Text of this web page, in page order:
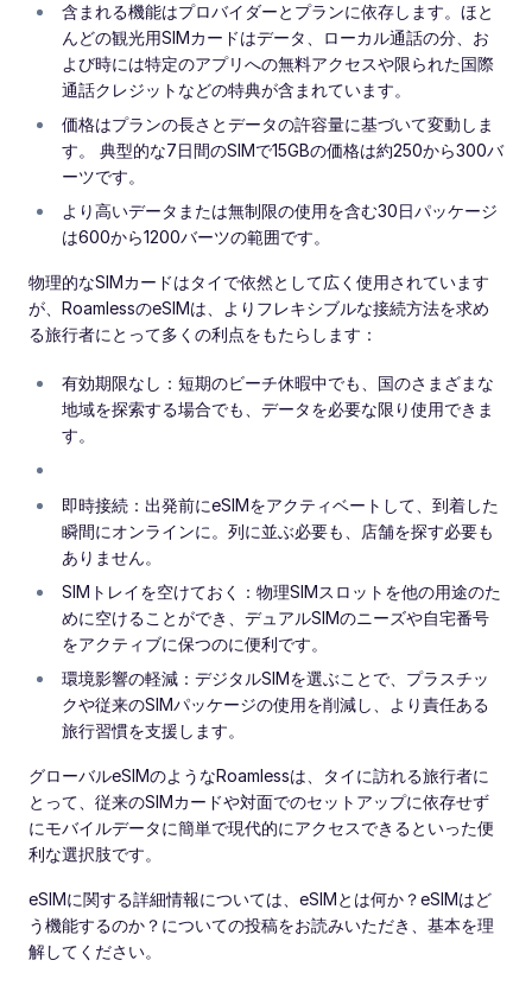
含まれる機能はプロバイダーとプランに依存します。ほと
んどの観光用SIMカードはデータ、ローカル通話の分、お
よび時には特定のアプリへの無料アクセスや限られた国際
通話クレジットなどの特典が含まれています。
価格はプランの長さとデータの許容量に基づいて変動しま
す。 典型的な7日間のSIMで15GBの価格は約250から300バ
ーツです。
より高いデータまたは無制限の使用を含む30日パッケージ
は600から1200バーツの範囲です。
物理的なSIMカードはタイで依然として広く使用されています
が、RoamlessのeSIMは、よりフレキシブルな接続方法を求め
る旅行者にとって多くの利点をもたらします：
有効期限なし：短期のビーチ休暇中でも、国のさまざまな
地域を探索する場合でも、データを必要な限り使用できま
す。
即時接続：出発前にeSIMをアクティベートして、到着した
瞬間にオンラインに。列に並ぶ必要も、店舗を探す必要も
ありません。
SIMトレイを空けておく：物理SIMスロットを他の用途のた
めに空けることができ、デュアルSIMのニーズや自宅番号
をアクティブに保つのに便利です。
環境影響の軽減：デジタルSIMを選ぶことで、プラスチッ
クや従来のSIMパッケージの使用を削減し、より責任ある
旅行習慣を支援します。
グローバルeSIMのようなRoamlessは、タイに訪れる旅行者に
とって、従来のSIMカードや対面でのセットアップに依存せず
にモバイルデータに簡単で現代的にアクセスできるといった便
利な選択肢です。
eSIMに関する詳細情報については、eSIMとは何か？eSIMはど
う機能するのか？についての投稿をお読みいただき、基本を理
解してください。